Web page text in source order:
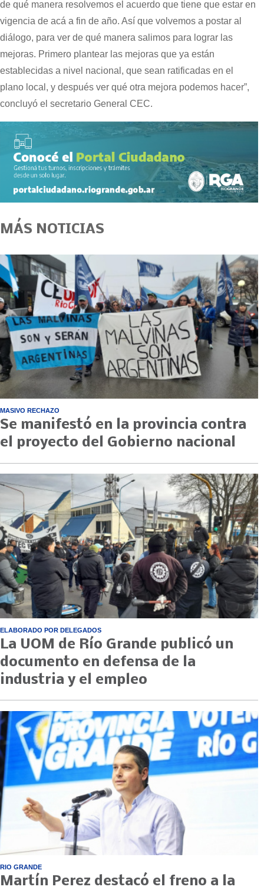
de qué manera resolvemos el acuerdo que tiene que estar en
vigencia de acá a fin de año. Así que volvemos a postar al
diálogo, para ver de qué manera salimos para lograr las
mejoras. Primero plantear las mejoras que ya están
establecidas a nivel nacional, que sean ratificadas en el
plano local, y después ver qué otra mejora podemos hacer”,
concluyó el secretario General CEC.
MÁS NOTICIAS
MASIVO RECHAZO
Se manifestó en la provincia contra
el proyecto del Gobierno nacional
ELABORADO POR DELEGADOS
La UOM de Río Grande publicó un
documento en defensa de la
industria y el empleo
RIO GRANDE
Martín Perez destacó el freno a la